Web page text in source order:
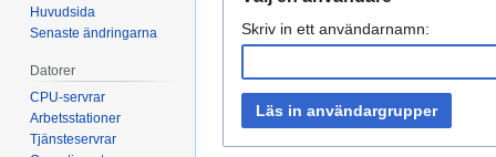
navigering
sökSkriv in ett användarnamn:
Läs in användargrupper
Huvudsida
Senaste ändringarna
Datorer
CPU-servrar
Arbetsstationer
Tjänsteservrar